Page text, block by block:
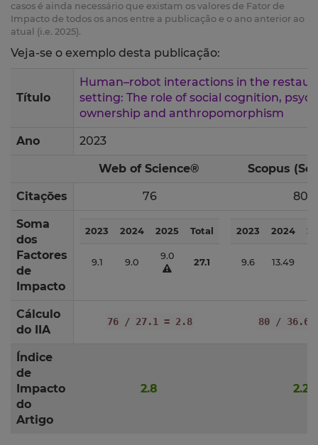
casos é ainda necessário que existam os valores de Fator de
Impacto de todos os anos entre a publicação e o ano anterior ao
atual (i.e. 2025).
Veja-se o exemplo desta publicação:
Título
Human–robot interactions in the
setting: The role of social cognition,
ownership and anthropomorphism
Ano 2023
Web of Science® Scopus
Citações 76 80
Soma
dos
Factores
de
Impacto
2023 2024 2025 Total
9.1 9.0
9.0
27.1
2023 2024
9.6 13.49
Cálculo
do IIA
76 / 27.1 = 2.8 80 / 36.6
Índice
de
Impacto
do
Artigo
2.8 2.2